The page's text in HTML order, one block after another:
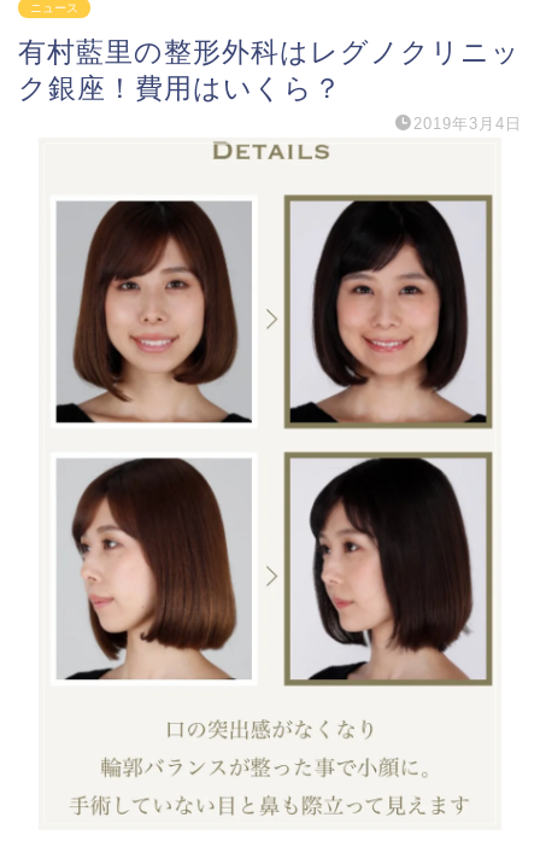
ニュース
有村藍里の整形外科はレグノクリニッ
ク銀座！費用はいくら？
2019年3月4日